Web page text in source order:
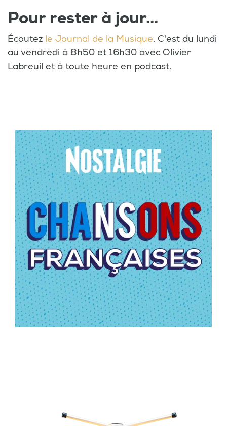
Pour rester à jour...
Écoutez le Journal de la Musique. C'est du lundi
au vendredi à 8h50 et 16h30 avec Olivier
Labreuil et à toute heure en podcast.